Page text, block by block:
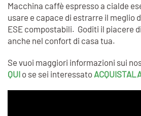
Macchina caffè espresso a cialde
usare e capace di estrarre il meglio
ESE compostabili. Goditi il piacere
anche nel confort di casa tua.
Se vuoi maggiori informazioni sui
QUI o se sei interessato